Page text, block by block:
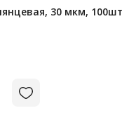
30 мкм,